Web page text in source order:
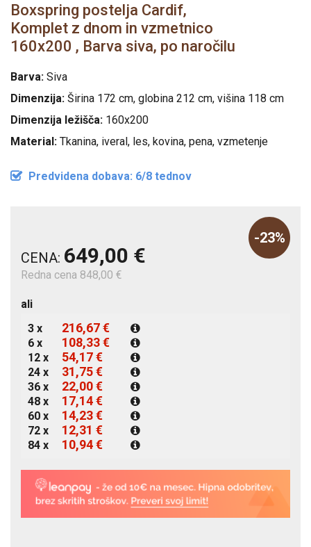
Boxspring postelja Cardif,
Komplet z dnom in vzmetnico
160x200 , Barva siva, po naročilu
Barva: Siva
Dimenzija: Širina 172 cm, globina 212 cm, višina 118 cm
Dimenzija ležišča: 160x200
Material: Tkanina, iveral, les, kovina, pena, vzmetenje
Predvidena dobava: 6/8 tednov
-23%
CENA: 649,00 €
Redna cena 848,00 €
ali
3 x
216,67 €
6 x 108,33 €
12 x 54,17 €
24 x 31,75 €
36 x 22,00 €
48 x 17,14 €
60 x 14,23 €
72 x 12,31 €
84 x 10,94 €